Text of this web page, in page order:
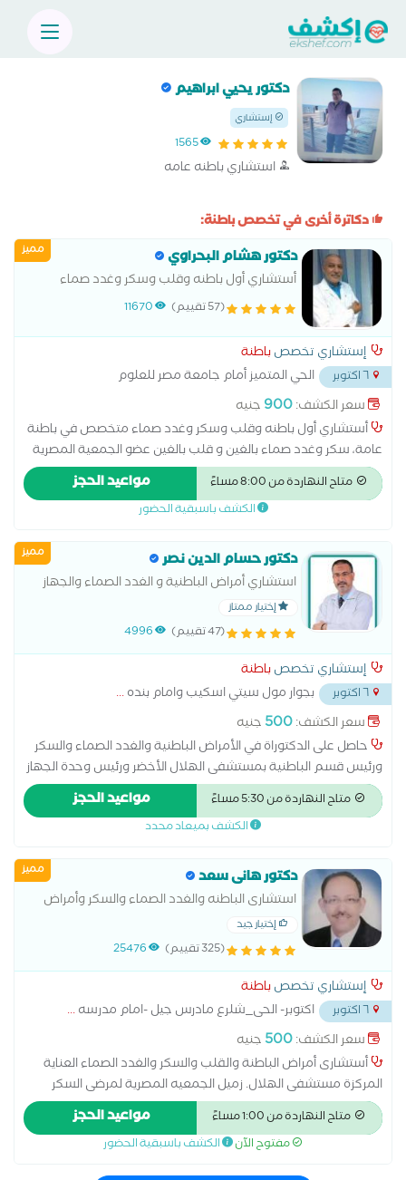
دكتور يحيي ابراهيم
إستشاري
1565
استشاري باطنه عامه
دكاترة أخرى في تخصص باطنة:
مميز دكتور هشام البحراوي
أستشاري أول باطنه وقلب وسكر وغدد صماء
(57 تقييم) 11670
إستشاري تخصصباطنة
الحي المتميز أمام جامعة مصر للعلوم
والتكنولوجي...
سعر الكشف:900 جنيه
أستشاري أول باطنه وقلب وسكر وغدد صماء متخصص في باطنة
عامة، سكر وغدد صماء بالغين و قلب بالغين عضو الجمعية المصرية
للباطنة و امراض القلب و الصدر/مدير مركز المنصورة لقسطرة
القلب/ مدير مركز الفؤاد للباطنة و القلب و الصدر و حساسية الصدر/
إستشاري بمعهد القلب القومي سابقا- (يوجد بالعيادة قسم للسونار
متاح النهاردة من 8:00 مساءً مواعيد الحجز
الكشف باسبقية الحضور
مميز دكتور حسام الدين نصر
استشاري أمراض الباطنية و الغدد الصماء والجهاز
الهضمي
إختيار ممتاز
(47 تقييم) 4996
إستشاري تخصصباطنة
بجوار مول سيتي اسكيب وامام بنده...
سعر الكشف:500 جنيه
حاصل على الدكتوراة في الأمراض الباطنية والغدد الصماء والسكر
ورئيس قسم الباطنية بمستشفى الهلال الأخضر ورئيس وحدة الجهاز
الهضمى والمناظير بمستشفى السعودي الألماني بالرياض لديه خبرة
تخصص الجهاز الهضمي والمناظير من أكثر من 25 سنة
متاح النهاردة من 5:30 مساءً مواعيد الحجز
الكشف بميعاد محدد
مميز دكتور هانى سعد
استشارى الباطنه والغدد الصماء والسكر وأمراض
الكبد والجهاز الهضمى
إختيار جيد
(325 تقييم) 25476
إستشاري تخصصباطنة
اكتوبر- الحى_شلرع مادرس جيل -امام مدرسه...
سعر الكشف:500 جنيه
أستشارى أمراض الباطنة والقلب والسكر والغدد الصماء العناية
المركزة مستشفى الهلال. زميل الجمعيه المصرية لمرضى السكر
والغدد الصماء. عضو الجمعية المصرية للجهاز الهضمى. عضو
الجمعية المصرية لمرضى الصدر.
متاح النهاردة من 1:00 مساءً مواعيد الحجز
مفتوح الآن الكشف باسبقية الحضور